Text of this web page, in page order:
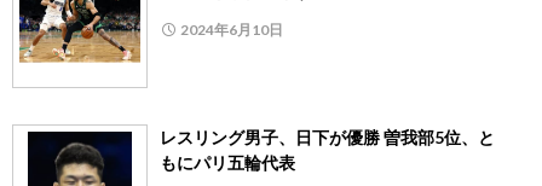
2024年6月10日
レスリング男子、日下が優勝 曽我部5位、と
もにパリ五輪代表